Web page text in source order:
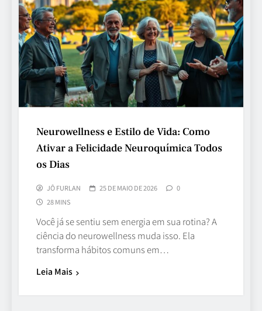
Neurowellness e Estilo de Vida: Como
Ativar a Felicidade Neuroquímica Todos
os Dias
JÔ FURLAN 25 DE MAIO DE 2026
0
28 MINS
Você já se sentiu sem energia em sua rotina? A
ciência do neurowellness muda isso. Ela
transforma hábitos comuns em…
Leia Mais